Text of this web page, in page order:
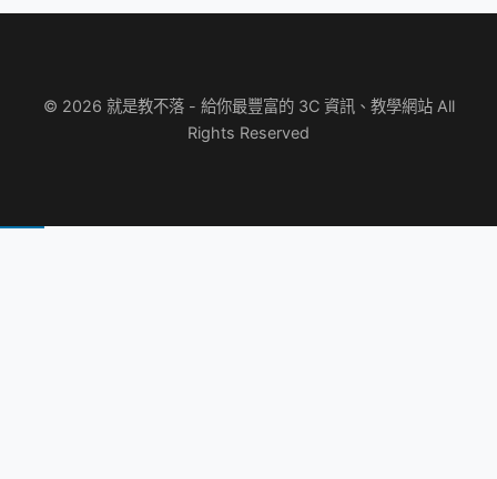
© 2026 就是教不落 - 給你最豐富的 3C 資訊、教學網站 All
Rights Reserved